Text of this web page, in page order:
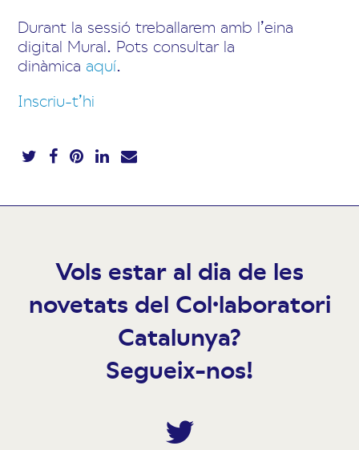
Durant la sessió treballarem amb l’eina
digital Mural. Pots consultar la
dinàmica aquí.
Inscriu-t’hi
Vols estar al dia de les
novetats del Col·laboratori
Catalunya?
Segueix-nos!